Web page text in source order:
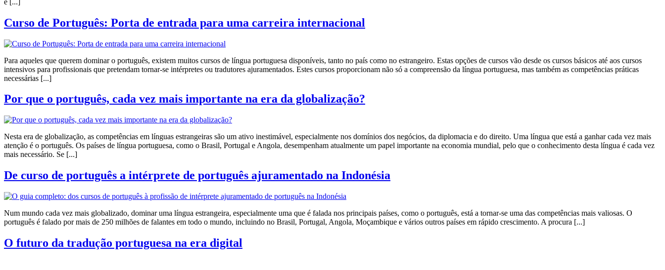
Curso de Português: Porta de entrada para uma carreira internacional
Para aqueles que querem dominar o português, existem muitos cursos de língua portuguesa disponíveis, tanto no país como no estrangeiro. Estas opções de cursos vão desde os cursos básicos até aos cursos
intensivos para profissionais que pretendam tornar-se intérpretes ou tradutores ajuramentados. Estes cursos proporcionam não só a compreensão da língua portuguesa, mas também as competências práticas
necessárias [...]
Por que o português, cada vez mais importante na era da globalização?
Nesta era de globalização, as competências em línguas estrangeiras são um ativo inestimável, especialmente nos domínios dos negócios, da diplomacia e do direito. Uma língua que está a ganhar cada vez mais
atenção é o português. Os países de língua portuguesa, como o Brasil, Portugal e Angola, desempenham atualmente um papel importante na economia mundial, pelo que o conhecimento desta língua é cada vez
mais necessário. Se [...]
De curso de português a intérprete de português ajuramentado na Indonésia
Num mundo cada vez mais globalizado, dominar uma língua estrangeira, especialmente uma que é falada nos principais países, como o português, está a tornar-se uma das competências mais valiosas. O
português é falado por mais de 250 milhões de falantes em todo o mundo, incluindo no Brasil, Portugal, Angola, Moçambique e vários outros países em rápido crescimento. A procura [...]
O futuro da tradução portuguesa na era digital